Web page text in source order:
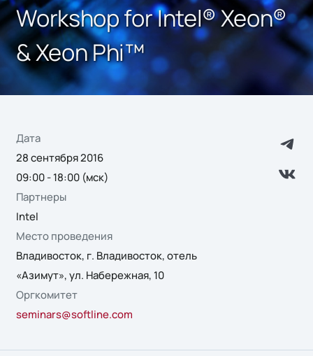
Workshop for Intel® Xeon®
& Xeon Phi™
Дата
28 сентября 2016
09:00 - 18:00 (мск)
Партнеры
Intel
Место проведения
Владивосток, г. Владивосток, отель
«Азимут», ул. Набережная, 10
Оргкомитет
seminars@softline.com